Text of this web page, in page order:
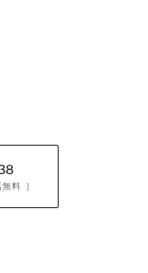
無料 ］